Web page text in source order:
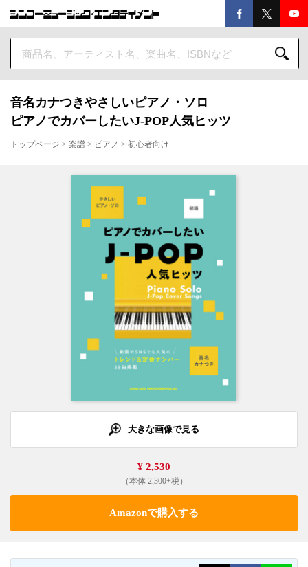
音名カナつきやさしいピアノ・ソロ
ピアノでカバーしたいJ-POP人気ヒッツ
トップページ > 楽譜 > ピアノ > 初心者向け
大きな画像で見る
¥ 2,530
（本体 2,300+税）
Amazonで購入する